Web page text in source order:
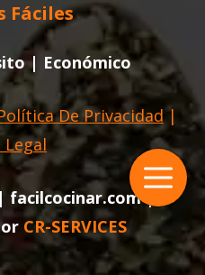
Fáciles
| Económico
De Privacidad |
Legal
|
CR-SERVICES